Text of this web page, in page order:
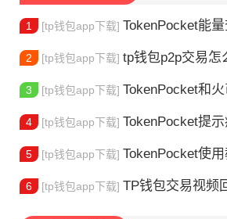
1 [tp钱包app下载] TokenPocket能量查看方
2 [tp钱包app下载] tp钱包p2p交易怎么
3 [tp钱包app下载] TokenPocket和火币哪
4 [tp钱包app下载] TokenPocket提示病毒
5 [tp钱包app下载] TokenPocket使用教程
6 [tp钱包app下载] TP钱包交易视频回放怎